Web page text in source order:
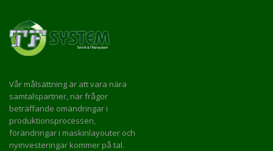
Vår målsättning är att vara nära
samtalspartner, när frågor
beträffande omändringar i
produktionsprocessen,
förändringar i maskinlayouter och
nyinvesteringar kommer på tal.